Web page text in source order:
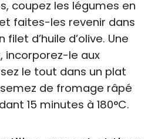
coupez les légumes en
faites-les revenir dans
d’huile d’olive. Une
incorporez-le aux
le tout dans un plat
de fromage râpé
15 minutes à 180°C.